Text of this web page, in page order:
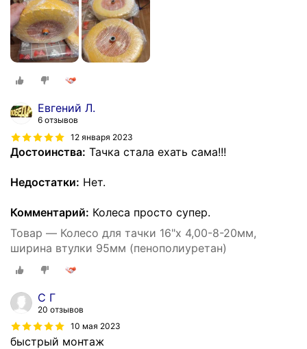
Евгений Л.
6 отзывов
12 января 2023
Достоинства: Тачка стала ехать сама!!!
Недостатки: Нет.
Комментарий: Колеса просто супер.
Товар — Колесо для тачки 16"х 4,00-8-20мм,
ширина втулки 95мм (пенополиуретан)
С Г
20 отзывов
10 мая 2023
быстрый монтаж